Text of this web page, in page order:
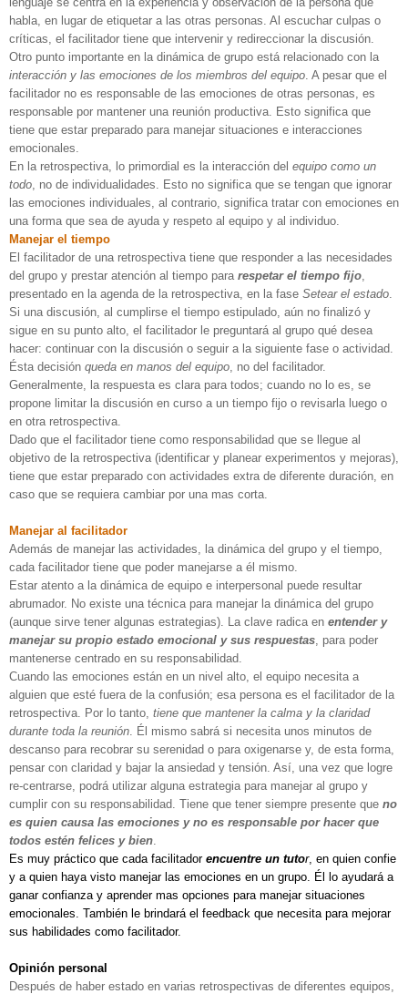
habla, en lugar de etiquetar a las otras personas. Al escuchar culpas o
críticas, el facilitador tiene que intervenir y redireccionar la discusión.
Otro punto importante en la dinámica de grupo está relacionado con la
interacción y las emociones de los miembros del equipo . A pesar que el
facilitador no es responsable de las emociones de otras personas, es
responsable por mantener una reunión productiva. Esto significa que
tiene que estar preparado para manejar situaciones e interacciones
emocionales.
En la retrospectiva, lo primordial es la interacción del equipo como un
todo , no de individualidades. Esto no significa que se tengan que ignorar
las emociones individuales, al contrario, significa tratar con emociones en
una forma que sea de ayuda y respeto al equipo y al individuo.
Manejar el tiempo
El facilitador de una retrospectiva tiene que responder a las necesidades
del grupo y prestar atención al tiempo para respetar el tiempo fijo
presentado en la agenda de la retrospectiva, en la fase Setear el estado
Si una discusión, al cumplirse el tiempo estipulado, aún no finalizó y
sigue en su punto alto, el facilitador le preguntará al grupo qué desea
hacer: continuar con la discusión o seguir a la siguiente fase o actividad.
Ésta decisión queda en manos del equipo , no del facilitador.
Generalmente, la respuesta es clara para todos; cuando no lo es, se
propone limitar la discusión en curso a un tiempo fijo o revisarla luego o
en otra retrospectiva.
Dado que el facilitador tiene como responsabilidad que se llegue al
objetivo de la retrospectiva (identificar y planear experimentos y mejoras),
tiene que estar preparado con actividades extra de diferente duración, en
caso que se requiera cambiar por una mas corta.
Manejar al facilitador
Además de manejar las actividades, la dinámica del grupo y el tiempo,
cada facilitador tiene que poder manejarse a él mismo.
Estar atento a la dinámica de equipo e interpersonal puede resultar
abrumador. No existe una técnica para manejar la dinámica del grupo
(aunque sirve tener algunas estrategias). La clave radica en entender y
manejar su propio estado emocional y sus respuestas , para poder
mantenerse centrado en su responsabilidad.
Cuando las emociones están en un nivel alto, el equipo necesita a
alguien que esté fuera de la confusión; esa persona es el facilitador de la
retrospectiva. Por lo tanto, tiene que mantener la calma y la claridad
durante toda la reunión . Él mismo sabrá si necesita unos minutos de
descanso para recobrar su serenidad o para oxigenarse y, de esta forma,
pensar con claridad y bajar la ansiedad y tensión. Así, una vez que logre
re-centrarse, podrá utilizar alguna estrategia para manejar al grupo y
cumplir con su responsabilidad. Tiene que tener siempre presente que no
es quien causa las emociones y no es responsable por hacer que
todos estén felices y bien
Es muy práctico que cada facilitador encuentre un tutor, en quien confie
y a quien haya visto manejar las emociones en un grupo. Él lo ayudará a
ganar confianza y aprender mas opciones para manejar situaciones
emocionales. También le brindará el feedback que necesita para mejorar
sus habilidades como facilitador.
Opinión personal
Después de haber estado en varias retrospectivas de diferentes equipos,